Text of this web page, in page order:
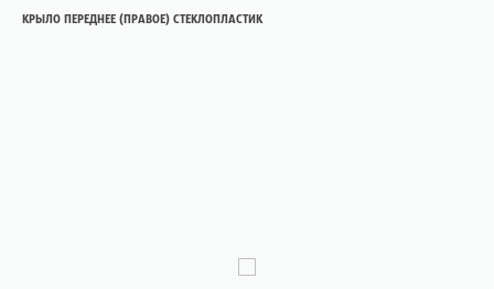
КРЫЛО ПЕРЕДНЕЕ (ПРАВОЕ) СТЕКЛОПЛАСТИК